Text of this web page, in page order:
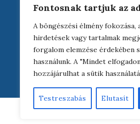
Fontosnak tartjuk az
A böngészési élmény
hirdetések vagy tartalmak
forgalom elemzése érdekében
használunk. A "Mindet
hozzájárulhat a sütik
Testreszabás Elutasít